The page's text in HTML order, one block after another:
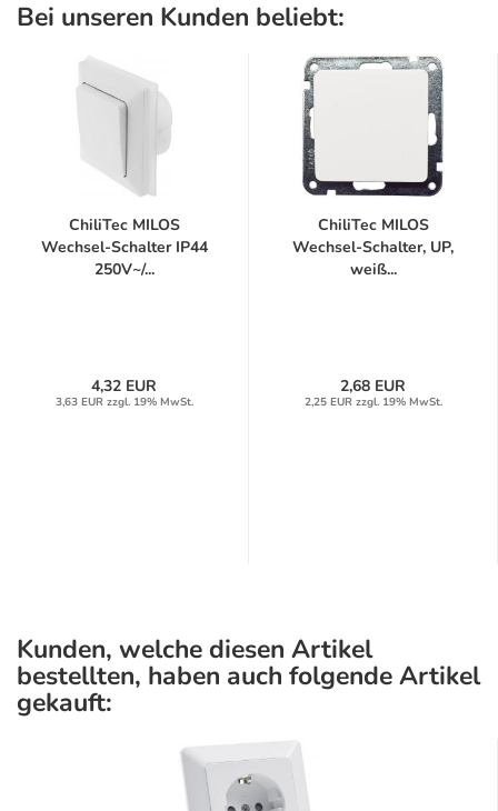
Bei unseren Kunden beliebt:
ChiliTec MILOS
Wechsel-Schalter IP44
250V~/...
4,32 EUR
3,63 EUR zzgl. 19% MwSt.
ChiliTec MILOS
Wechsel-Schalter, UP,
weiß...
2,68 EUR
2,25 EUR zzgl. 19% MwSt.
Kunden, welche diesen Artikel
bestellten, haben auch folgende Artikel
gekauft: